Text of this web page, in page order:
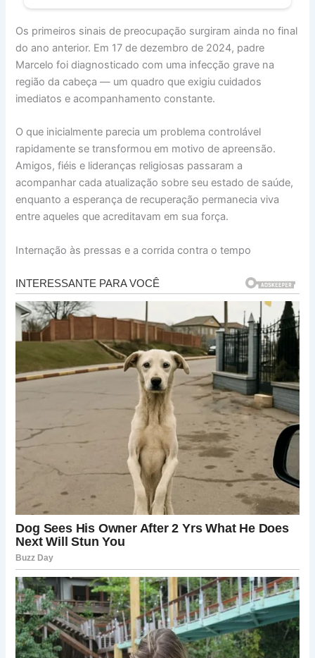
Os primeiros sinais de preocupação surgiram ainda no final
do ano anterior. Em 17 de dezembro de 2024, padre
Marcelo foi diagnosticado com uma infecção grave na
região da cabeça — um quadro que exigiu cuidados
imediatos e acompanhamento constante.
O que inicialmente parecia um problema controlável
rapidamente se transformou em motivo de apreensão.
Amigos, fiéis e lideranças religiosas passaram a
acompanhar cada atualização sobre seu estado de saúde,
enquanto a esperança de recuperação permanecia viva
entre aqueles que acreditavam em sua força.
Internação às pressas e a corrida contra o tempo